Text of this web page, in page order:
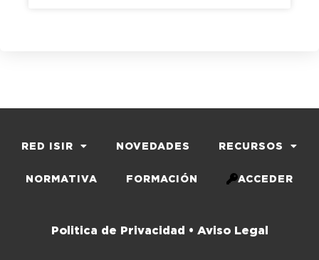
RED ISIR NOVEDADES RECURSOS
NORMATIVA FORMACIÓN ACCEDER
Politica de Privacidad • Aviso Legal